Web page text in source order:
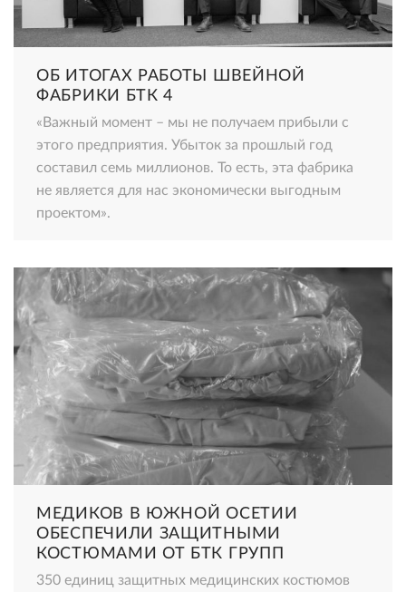
ОБ ИТОГАХ РАБОТЫ ШВЕЙНОЙ
ФАБРИКИ БТК 4
«Важный момент – мы не получаем прибыли с
этого предприятия. Убыток за прошлый год
составил семь миллионов. То есть, эта фабрика
не является для нас экономически выгодным
проектом».
МЕДИКОВ В ЮЖНОЙ ОСЕТИИ
ОБЕСПЕЧИЛИ ЗАЩИТНЫМИ
КОСТЮМАМИ ОТ БТК ГРУПП
350 единиц защитных медицинских костюмов